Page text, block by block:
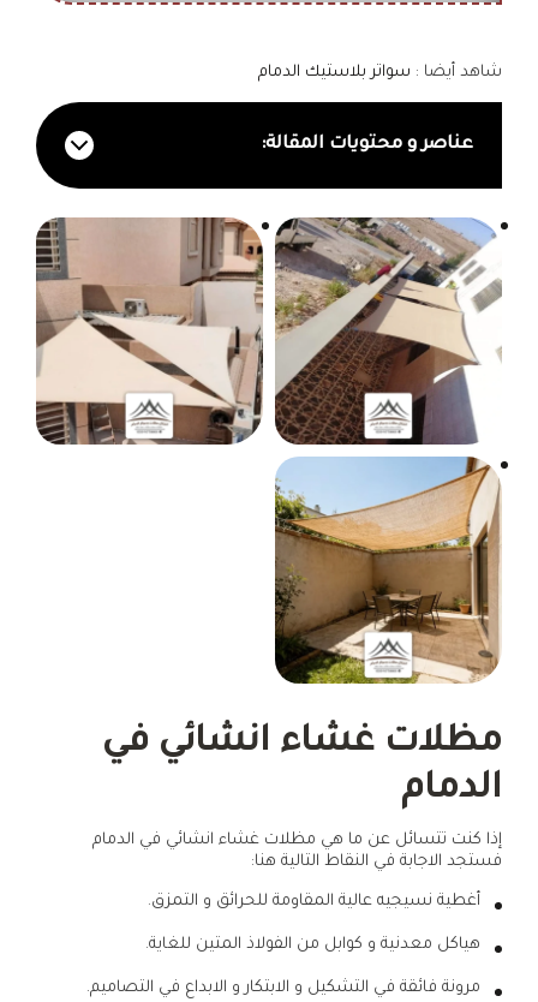
شاهد أيضا : سواتر بلاستيك الدمام
عناصر و محتويات المقالة:
مظلات غشاء انشائي في
الدمام
إذا كنت تتسائل عن ما هي مظلات غشاء انشائي في الدمام
فستجد الاجابة في النقاط التالية هنا:
أغطية نسيجيه عالية المقاومة للحرائق و التمزق.
هياكل معدنية و كوابل من الفولاذ المتين للغاية.
مرونة فائقة في التشكيل و الابتكار و الابداع في التصاميم.